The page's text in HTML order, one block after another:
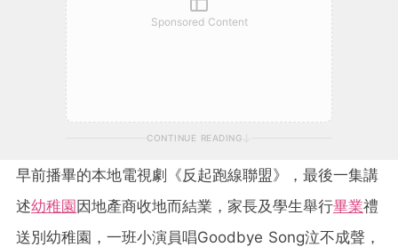
Sponsored Content
CONTINUE READING
早前播畢的本地電視劇《反起跑線聯盟》，最後一集講
述幼稚園因地產商收地而結業，家長及學生舉行畢業禮
送別幼稚園，一班小演員唱Goodbye Song泣不成聲，